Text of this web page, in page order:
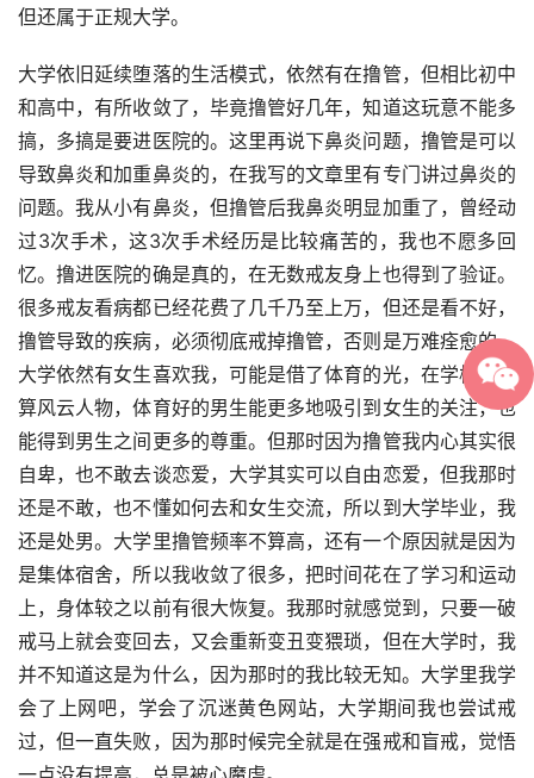
但还属于正规大学。
大学依旧延续堕落的生活模式，依然有在撸管，但相比初中
和高中，有所收敛了，毕竟撸管好几年，知道这玩意不能多
搞，多搞是要进医院的。这里再说下鼻炎问题，撸管是可以
导致鼻炎和加重鼻炎的，在我写的文章里有专门讲过鼻炎的
问题。我从小有鼻炎，但撸管后我鼻炎明显加重了，曾经动
过3次手术，这3次手术经历是比较痛苦的，我也不愿多回
忆。撸进医院的确是真的，在无数戒友身上也得到了验证。
很多戒友看病都已经花费了几千乃至上万，但还是看不好，
撸管导致的疾病，必须彻底戒掉撸管，否则是万难痊愈的。
大学依然有女生喜欢我，可能是借了体育的光，在学校里也
算风云人物，体育好的男生能更多地吸引到女生的关注，也
能得到男生之间更多的尊重。但那时因为撸管我内心其实很
自卑，也不敢去谈恋爱，大学其实可以自由恋爱，但我那时
还是不敢，也不懂如何去和女生交流，所以到大学毕业，我
还是处男。大学里撸管频率不算高，还有一个原因就是因为
是集体宿舍，所以我收敛了很多，把时间花在了学习和运动
上，身体较之以前有很大恢复。我那时就感觉到，只要一破
戒马上就会变回去，又会重新变丑变猥琐，但在大学时，我
并不知道这是为什么，因为那时的我比较无知。大学里我学
会了上网吧，学会了沉迷黄色网站，大学期间我也尝试戒
过，但一直失败，因为那时候完全就是在强戒和盲戒，觉悟